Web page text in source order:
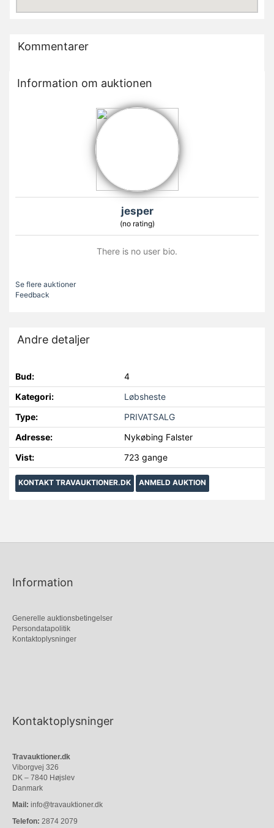
Kommentarer
Information om auktionen
jesper
(no rating)
There is no user bio.
Se flere auktioner
Feedback
Andre detaljer
Bud:
4
Kategori:
Løbsheste
Type:
PRIVATSALG
Adresse:
Nykøbing Falster
Vist:
723 gange
KONTAKT TRAVAUKTIONER.DK ANMELD AUKTION
Information
Generelle auktionsbetingelser
Persondatapolitik
Kontaktoplysninger
Kontaktoplysninger
Travauktioner.dk
Viborgvej 326
DK – 7840 Højslev
Danmark
Mail: info@travauktioner.dk
Telefon: 2874 2079